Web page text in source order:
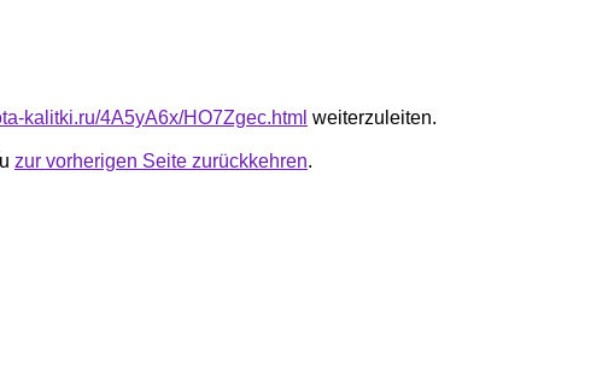
kalitki.ru/4A5yA6x/HO7Zgec.html weiterzuleiten.
zur vorherigen Seite zurückkehren.